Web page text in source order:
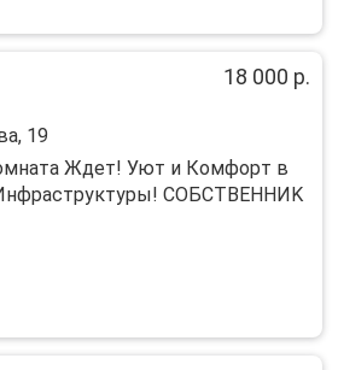
18 000 р.
19
Ждет! Уют и Кoмфоpт в
COБСТВEННИK